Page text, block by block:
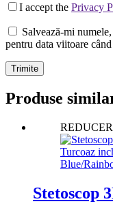
I accept the Privacy
Salvează-mi
pentru data viitoare
Trimite
Produse
Stetoscop